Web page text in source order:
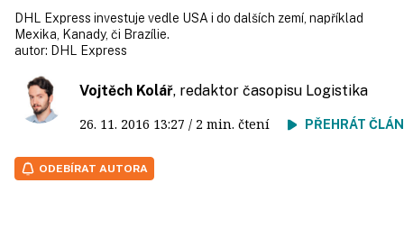
DHL Express investuje vedle USA i do dalších zemí, například
Mexika, Kanady, či Brazílie.
autor: DHL Express
Vojtěch Kolář, redaktor časopisu Logistika
26. 11. 2016 13:27 / 2 min. čtení PŘEHRÁT
ODEBÍRAT AUTORA